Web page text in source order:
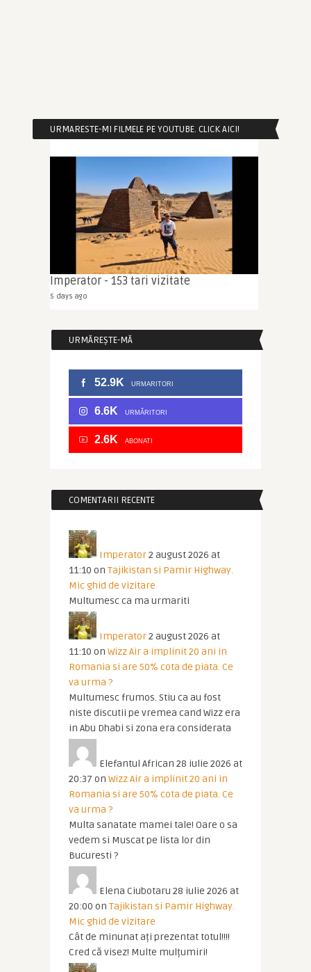
URMARESTE-MI FILMELE PE YOUTUBE. CLICK AICI!
Imperator - 153 tari vizitate
5 days ago
URMĂREȘTE-MĂ
52.9K URMARITORI
6.6K URMĂRITORI
2.6K ABONATI
COMENTARII RECENTE
Imperator2 august 2026 at
11:10 on Tajikistan si Pamir Highway.
Mic ghid de vizitare
Multumesc ca ma urmariti
Imperator2 august 2026 at
11:10 on Wizz Air a implinit 20 ani in
Romania si are 50% cota de piata. Ce
va urma ?
Multumesc frumos. Stiu ca au fost
niste discutii pe vremea cand Wizz era
in Abu Dhabi si zona era considerata
Elefantul African 28 iulie 2026 at
20:37 on Wizz Air a implinit 20 ani in
Romania si are 50% cota de piata. Ce
va urma ?
Multa sanatate mamei tale! Oare o sa
vedem si Muscat pe lista lor din
Bucuresti ?
Elena Ciubotaru 28 iulie 2026 at
20:00 on Tajikistan si Pamir Highway.
Mic ghid de vizitare
Cât de minunat ați prezentat totul!!!!
Cred că visez! Multe mulțumiri!